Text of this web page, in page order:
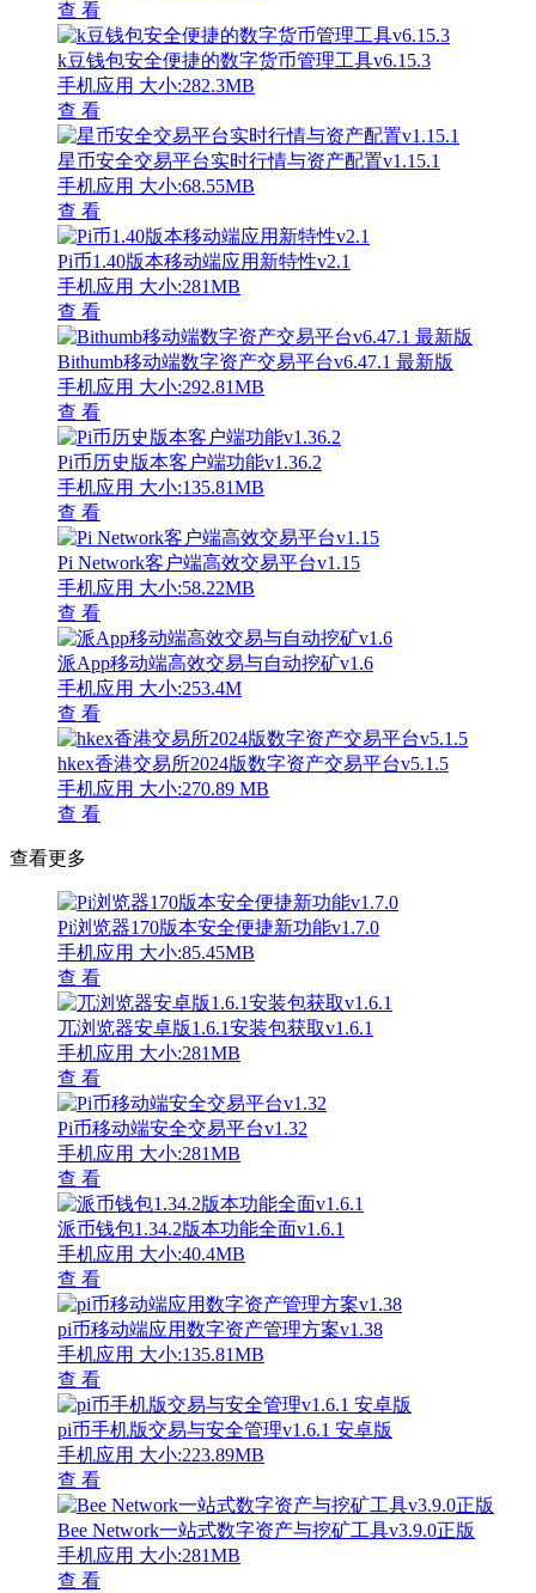
查 看
k豆钱包安全便捷的数字货币管理工具v6.15.3
手机应用 大小:282.3MB
查 看
星币安全交易平台实时行情与资产配置v1.15.1
手机应用 大小:68.55MB
查 看
Pi币1.40版本移动端应用新特性v2.1
手机应用 大小:281MB
查 看
Bithumb移动端数字资产交易平台v6.47.1 最新版
手机应用 大小:292.81MB
查 看
Pi币历史版本客户端功能v1.36.2
手机应用 大小:135.81MB
查 看
Pi Network客户端高效交易平台v1.15
手机应用 大小:58.22MB
查 看
派App移动端高效交易与自动挖矿v1.6
手机应用 大小:253.4M
查 看
hkex香港交易所2024版数字资产交易平台v5.1.5
手机应用 大小:270.89 MB
查 看
查看更多
Pi浏览器170版本安全便捷新功能v1.7.0
手机应用 大小:85.45MB
查 看
兀浏览器安卓版1.6.1安装包获取v1.6.1
手机应用 大小:281MB
查 看
Pi币移动端安全交易平台v1.32
手机应用 大小:281MB
查 看
派币钱包1.34.2版本功能全面v1.6.1
手机应用 大小:40.4MB
查 看
pi币移动端应用数字资产管理方案v1.38
手机应用 大小:135.81MB
查 看
pi币手机版交易与安全管理v1.6.1 安卓版
手机应用 大小:223.89MB
查 看
Bee Network一站式数字资产与挖矿工具v3.9.0正版
手机应用 大小:281MB
查 看